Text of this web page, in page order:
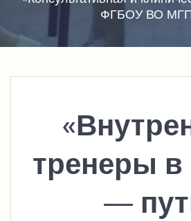
ФГБОУ ВО
тренеры в
—